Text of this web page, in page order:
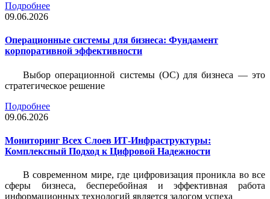
Подробнее
09.06.2026
Операционные системы для бизнеса: Фундамент
корпоративной эффективности
Выбор операционной системы (ОС) для бизнеса — это
стратегическое решение
Подробнее
09.06.2026
Мониторинг Всех Слоев ИТ-Инфраструктуры:
Комплексный Подход к Цифровой Надежности
В современном мире, где цифровизация проникла во все
сферы бизнеса, бесперебойная и эффективная работа
информационных технологий является залогом успеха